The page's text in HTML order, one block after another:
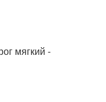
мягкий -